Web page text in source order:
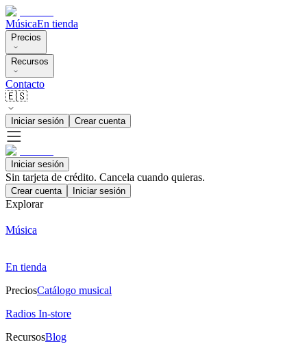
MúsicaEn tienda
Precios
Recursos
Contacto
🇪🇸
Iniciar sesión Crear cuenta
Iniciar sesión
Sin tarjeta de crédito. Cancela cuando quieras.
Crear cuenta Iniciar sesión
Explorar
Música
En tienda
PreciosCatálogo musical
Radios In-store
RecursosBlog